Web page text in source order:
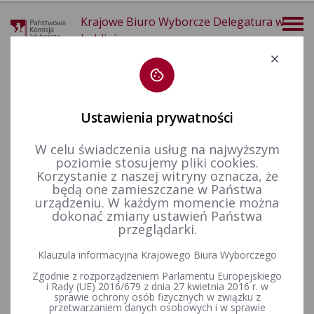
Krajowe Biuro Wyborcze Delegatura w
Lublinie
Wybory samorządowe i referenda lokalne Wybory samorządowe w 2018&nbsp;r. Komunikaty Komisarza Wyborczego
Komunikat Komisarza Wyborczego w Lublinie I, Komisarza
Komisarza Wyborczego w Lublinie IV z dnia 3 września 2018 r.
o komitetach wyborczych utworzonych w związku z wyborami
do rad gmin, rad powiatów i sejmików województw oraz
Ustawienia prywatności
W celu świadczenia usług na najwyższym
poziomie stosujemy pliki cookies.
Korzystanie z naszej witryny oznacza, że
będą one zamieszczane w Państwa
urządzeniu. W każdym momencie można
dokonać zmiany ustawień Państwa
przeglądarki.
Klauzula informacyjna Krajowego Biura Wyborczego
Zgodnie z rozporządzeniem Parlamentu Europejskiego
i Rady (UE) 2016/679 z dnia 27 kwietnia 2016 r. w
sprawie ochrony osób fizycznych w związku z
przetwarzaniem danych osobowych i w sprawie